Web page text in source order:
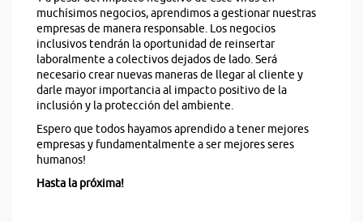
muchísimos negocios, aprendimos a gestionar nuestras
empresas de manera responsable. Los negocios
inclusivos tendrán la oportunidad de reinsertar
laboralmente a colectivos dejados de lado. Será
necesario crear nuevas maneras de llegar al cliente y
darle mayor importancia al impacto positivo de la
inclusión y la protección del ambiente.
Espero que todos hayamos aprendido a tener mejores
empresas y fundamentalmente a ser mejores seres
humanos!
Hasta la próxima!